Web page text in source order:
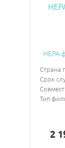
HEPA
Страна
Срок
Тип
2